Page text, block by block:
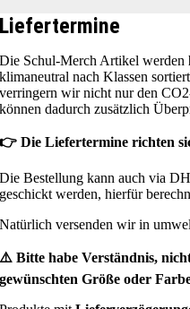
Liefertermine
Die Schul-Merch Artikel werden
klimaneutral nach Klassen
verringern wir nicht nur den
können dadurch zusätzlich
👉 Die Liefertermine richten
Die Bestellung kann auch via
geschickt werden, hierfür
Natürlich versenden wir in
⚠️ Bitte habe Verständnis,
gewünschten Größe oder